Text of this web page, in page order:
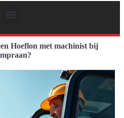
Hoeflon met machinist bij